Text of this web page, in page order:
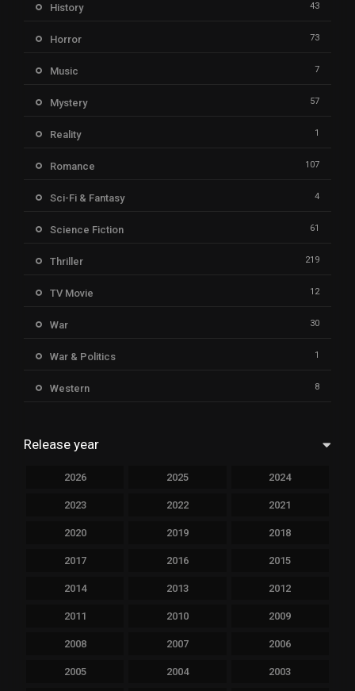
History 43
Horror 73
Music 7
Mystery 57
Reality 1
Romance 107
Sci-Fi & Fantasy 4
Science Fiction 61
Thriller 219
TV Movie 12
War 30
War & Politics 1
Western 8
Release year
2026 2025 2024
2023 2022 2021
2020 2019 2018
2017 2016 2015
2014 2013 2012
2011 2010 2009
2008 2007 2006
2005 2004 2003